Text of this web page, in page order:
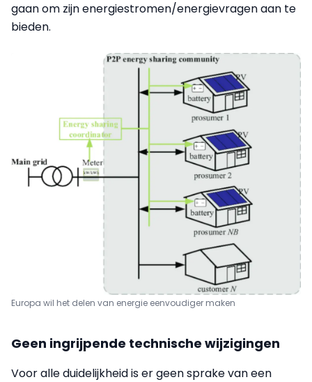
gaan om zijn energiestromen/energievragen aan te
bieden.
Europa wil het delen van energie eenvoudiger maken
Geen ingrijpende technische wijzigingen
Voor alle duidelijkheid is er geen sprake van een